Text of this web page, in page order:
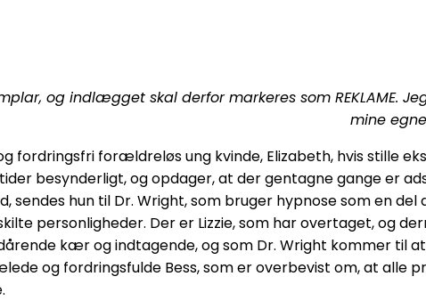
og indlægget skal derfor markeres som REKLAME.
mine
fordringsfri forældreløs ung kvinde, Elizabeth, hvis stille
besynderligt, og opdager, at der gentagne gange er
hun til Dr. Wright, som bruger hypnose som en
personligheder. Der er Lizzie, som har overtaget, og
kær og indtagende, og som Dr. Wright kommer til
og fordringsfulde Bess, som er overbevist om, at